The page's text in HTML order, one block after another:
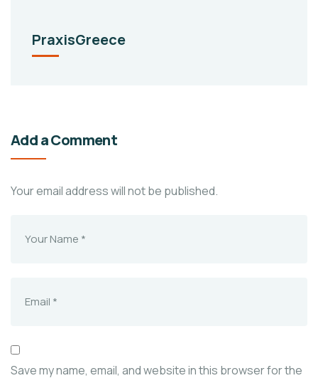
PraxisGreece
Add a Comment
Your email address will not be published.
Save my name, email, and website in this browser for the